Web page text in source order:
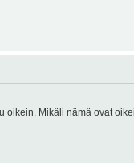
Mikäli nämä ovat